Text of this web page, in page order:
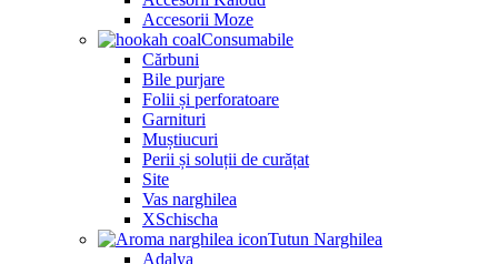
Accesorii Moze
Consumabile
Cărbuni
Bile purjare
Folii și perforatoare
Garnituri
Muștiucuri
Perii și soluții de curățat
Site
Vas narghilea
XSchischa
Tutun Narghilea
Adalya